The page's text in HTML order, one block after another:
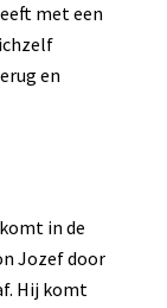
met een
en
in de
Jozef door
Hij komt